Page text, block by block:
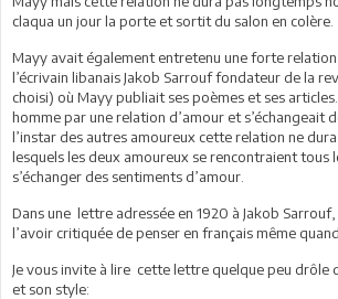
claqua un jour la porte et sortit du salon en colère.
Mayy avait également entretenu une forte relation
l’écrivain libanais Jakob Sarrouf fondateur de la
choisi) où Mayy publiait ses poèmes et ses
homme par une relation d’amour et s’échangeait
l’instar des autres amoureux cette relation ne
lesquels les deux amoureux se rencontraient tous
s’échanger des sentiments d’amour.
Dans une lettre adressée en 1920 à Jakob
l’avoir critiquée de penser en français même
Je vous invite à lire cette lettre quelque peu drôle
et son style: